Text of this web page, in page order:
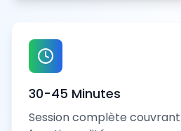
30-45 Minutes
Session complète